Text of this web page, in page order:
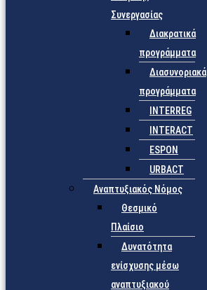
Συνεργασίας
Διακρατικά
προγράμματα
Διασυνοριακά
προγράμματα
INTERREG
INTERACT
ESPON
URBACT
Αναπτυξιακός Νόμος
Θεσμικό
Πλαίσιο
Δυνατότητα
ενίσχυσης μέσω
αναπτυξιακού